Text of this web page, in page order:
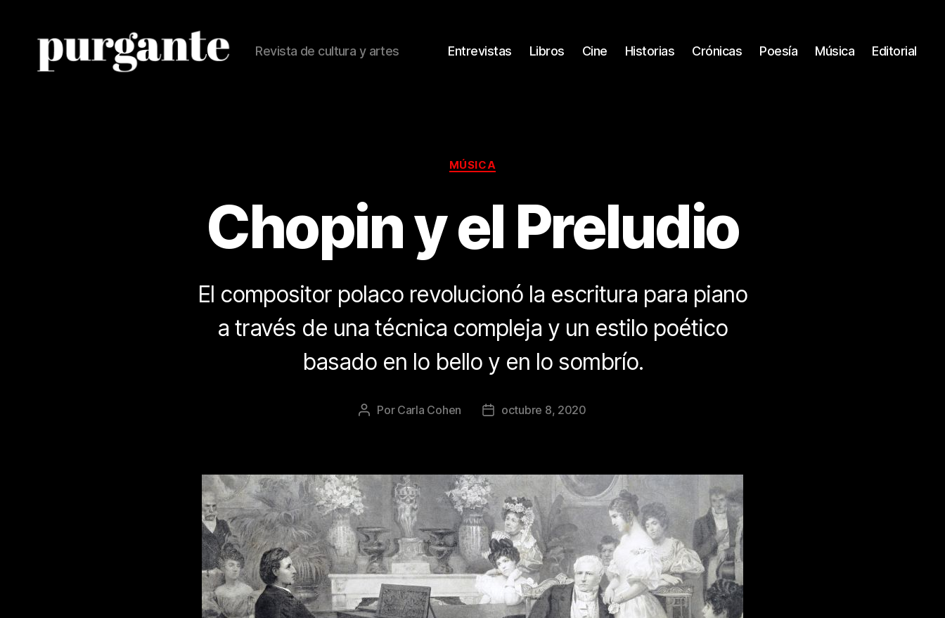
Revista de cultura y artes Entrevistas Libros Cine Historias Crónicas Poesía Música Editorial
Categorías
MÚSICA
Chopin y el Preludio
El compositor polaco revolucionó la escritura para piano
a través de una técnica compleja y un estilo poético
basado en lo bello y en lo sombrío.
Autor
Por Carla Cohen
Fechaoctubre 8, 2020